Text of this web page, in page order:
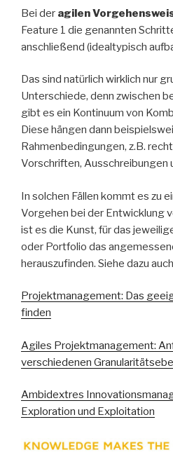
Bei der agilen
Feature 1 die genannten
anschließend (idealtypisch
Das sind natürlich wirklich nur
Unterschiede, denn zwischen
gibt es ein Kontinuum von
Diese hängen dann
Rahmenbedingungen, z.B.
Vorschriften, Ausschreibungen
In solchen Fällen kommt es zu
Vorgehen bei der Entwicklung
ist es die Kunst, für das
oder Portfolio das
herauszufinden. Siehe dazu
Projektmanagement: Das
finden
Agiles Projektmanagement:
verschiedenen
Ambidextres
Exploration und Exploitation